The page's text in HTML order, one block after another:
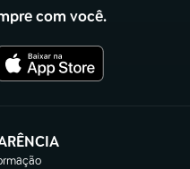
com você.
em nova aba)